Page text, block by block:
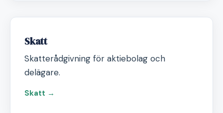
Skatt
Skatterådgivning för aktiebolag och
delägare.
Skatt →